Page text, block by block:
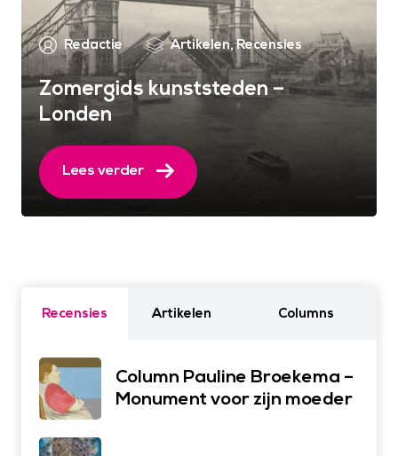
Redactie Artikelen,Recensies
Zomergids kunststeden –
Londen
Lees verder
Recensies Artikelen Columns
Column Pauline Broekema –
Monument voor zijn moeder